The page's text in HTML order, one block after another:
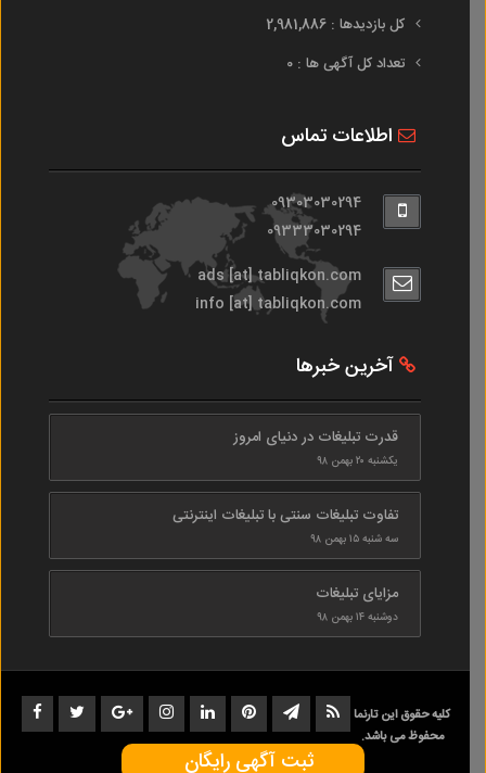
کل بازدیدها : 2,981,886
تعداد کل آگهی ها : 0
اطلاعات تماس
09303030294
09333030294
ads [at] tabliqkon.com
info [at] tabliqkon.com
آخرین خبرها
قدرت تبلیغات در دنیای امروز
یکشنبه ۲۰ بهمن ۹۸
تفاوت تبلیغات سنتی با تبلیغات اینترنتی
سه شنبه ۱۵ بهمن ۹۸
مزایای تبلیغات
دوشنبه ۱۴ بهمن ۹۸
کلیه حقوق این تارنما
محفوظ می باشد.
1402-1398
ثبت آگهی رایگان